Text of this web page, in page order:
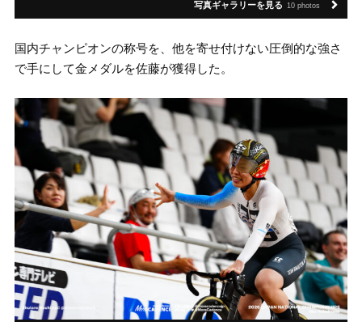
写真ギャラリーを見る 10 photos
国内チャンピオンの称号を、他を寄せ付けない圧倒的な強さ
で手にして金メダルを佐藤が獲得した。